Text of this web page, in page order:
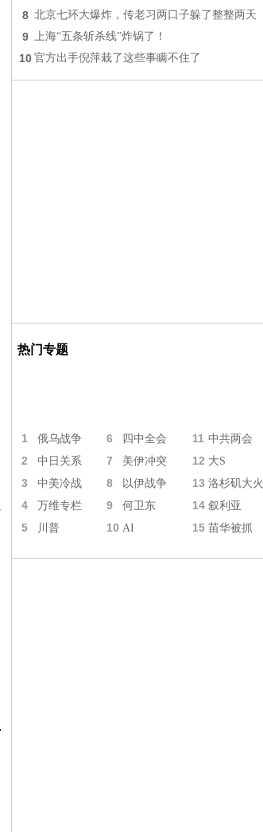
8 北京七环大爆炸，传老习两口子躲了整整两天
9 上海“五条斩杀线”炸锅了！
10 官方出手倪萍栽了这些事瞒不住了
热门专题
1 俄乌战争 6 四中全会 11 中共两会
2 中日关系 7 美伊冲突 12 大S
3 中美冷战 8 以伊战争 13 洛杉矶大火
4 万维专栏 9 何卫东 14 叙利亚
5 川普 10 AI 15 苗华被抓